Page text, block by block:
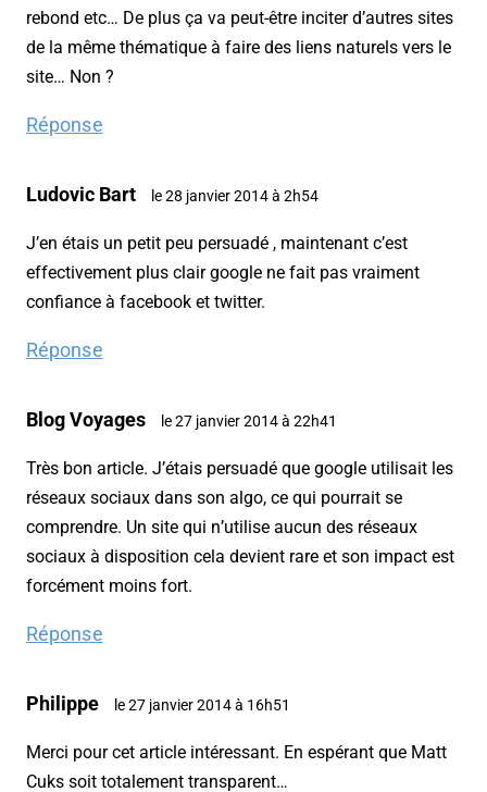
rebond etc… De plus ça va peut-être inciter d’autres sites
de la même thématique à faire des liens naturels vers le
site… Non ?
Réponse
Ludovic Bart le 28 janvier 2014 à 2h54
J’en étais un petit peu persuadé , maintenant c’est
effectivement plus clair google ne fait pas vraiment
confiance à facebook et twitter.
Réponse
Blog Voyages le 27 janvier 2014 à 22h41
Très bon article. J’étais persuadé que google utilisait les
réseaux sociaux dans son algo, ce qui pourrait se
comprendre. Un site qui n’utilise aucun des réseaux
sociaux à disposition cela devient rare et son impact est
forcément moins fort.
Réponse
Philippe le 27 janvier 2014 à 16h51
Merci pour cet article intéressant. En espérant que Matt
Cuks soit totalement transparent…